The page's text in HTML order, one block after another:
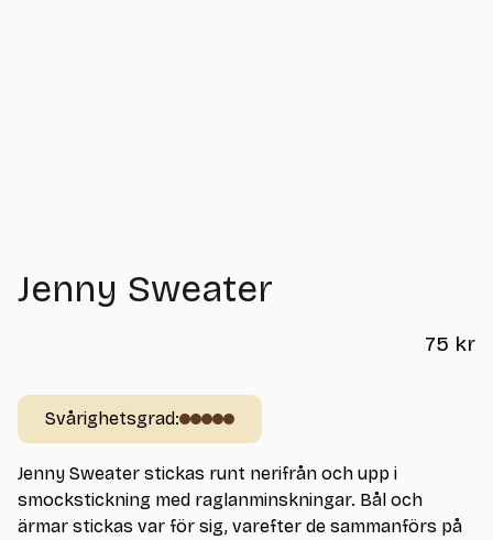
Jenny Sweater
75 kr
Svårighetsgrad:
Jenny Sweater stickas runt nerifrån och upp i
smockstickning med raglanminskningar. Bål och
ärmar stickas var för sig, varefter de sammanförs på